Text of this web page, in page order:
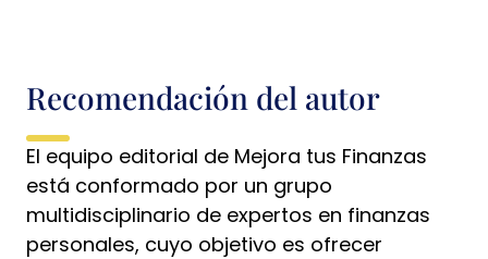
Recomendación del autor
El equipo editorial de Mejora tus Finanzas
está conformado por un grupo
multidisciplinario de expertos en finanzas
personales, cuyo objetivo es ofrecer